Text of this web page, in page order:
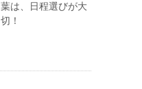
葉は、日程選びが大
切！